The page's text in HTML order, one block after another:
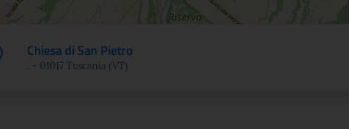
Chiesa di San Pietro
. - 01017 Tuscania (VT)